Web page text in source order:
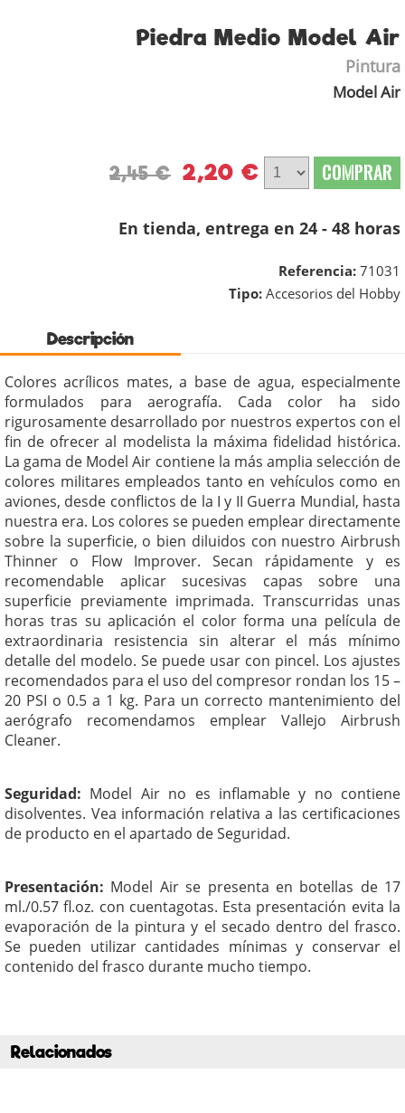
Piedra Medio Model Air
Pintura
Model Air
2,45 € 2,20 € COMPRAR
En tienda, entrega en 24 - 48 horas
Referencia: 71031
Tipo: Accesorios del Hobby
Descripción
Colores acrílicos mates, a base de agua, especialmente
formulados para aerografía. Cada color ha sido
rigurosamente desarrollado por nuestros expertos con el
fin de ofrecer al modelista la máxima fidelidad histórica.
La gama de Model Air contiene la más amplia selección de
colores militares empleados tanto en vehículos como en
aviones, desde conflictos de la I y II Guerra Mundial, hasta
nuestra era. Los colores se pueden emplear directamente
sobre la superficie, o bien diluidos con nuestro Airbrush
Thinner o Flow Improver. Secan rápidamente y es
recomendable aplicar sucesivas capas sobre una
superficie previamente imprimada. Transcurridas unas
horas tras su aplicación el color forma una película de
extraordinaria resistencia sin alterar el más mínimo
detalle del modelo. Se puede usar con pincel. Los ajustes
recomendados para el uso del compresor rondan los 15 –
20 PSI o 0.5 a 1 kg. Para un correcto mantenimiento del
aerógrafo recomendamos emplear Vallejo Airbrush
Cleaner.
Seguridad: Model Air no es inflamable y no contiene
disolventes. Vea información relativa a las certificaciones
de producto en el apartado de Seguridad.
Presentación: Model Air se presenta en botellas de 17
ml./0.57 fl.oz. con cuentagotas. Esta presentación evita la
evaporación de la pintura y el secado dentro del frasco.
Se pueden utilizar cantidades mínimas y conservar el
contenido del frasco durante mucho tiempo.
Relacionados